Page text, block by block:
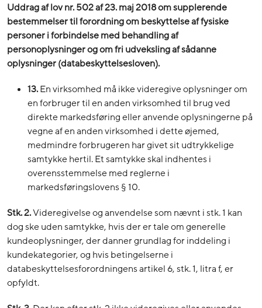
Uddrag af lov nr. 502 af 23. maj 2018 om supplerende
bestemmelser til forordning om beskyttelse af fysiske
personer i forbindelse med behandling af
personoplysninger og om fri udveksling af sådanne
oplysninger (databeskyttelsesloven).
13.En virksomhed må ikke videregive oplysninger om
en forbruger til en anden virksomhed til brug ved
direkte markedsføring eller anvende oplysningerne på
vegne af en anden virksomhed i dette øjemed,
medmindre forbrugeren har givet sit udtrykkelige
samtykke hertil. Et samtykke skal indhentes i
overensstemmelse med reglerne i
markedsføringslovens § 10.
Stk. 2.Videregivelse og anvendelse som nævnt i stk. 1 kan
dog ske uden samtykke, hvis der er tale om generelle
kundeoplysninger, der danner grundlag for inddeling i
kundekategorier, og hvis betingelserne i
databeskyttelsesforordningens artikel 6, stk. 1, litra f, er
opfyldt.